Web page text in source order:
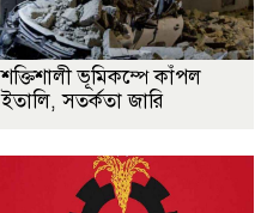
শক্তিশালী ভূমিকম্পে কাঁপল
ইতালি, সতর্কতা জারি